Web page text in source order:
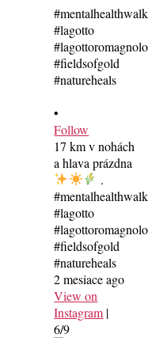
•
Follow
17 km v nohách
a hlava prázdna
.
#mentalhealthwalk
#lagotto
#fieldsofgold
#natureheals
2 mesiace ago
View on
Instagram |
6/9